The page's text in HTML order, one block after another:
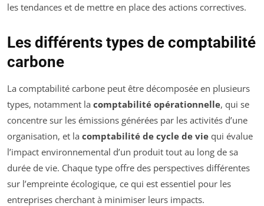
les tendances et de mettre en place des actions correctives.
Les différents types de comptabilité
carbone
La comptabilité carbone peut être décomposée en plusieurs
types, notamment la comptabilité opérationnelle, qui se
concentre sur les émissions générées par les activités d’une
organisation, et la comptabilité de cycle de vie qui évalue
l’impact environnemental d’un produit tout au long de sa
durée de vie. Chaque type offre des perspectives différentes
sur l’empreinte écologique, ce qui est essentiel pour les
entreprises cherchant à minimiser leurs impacts.